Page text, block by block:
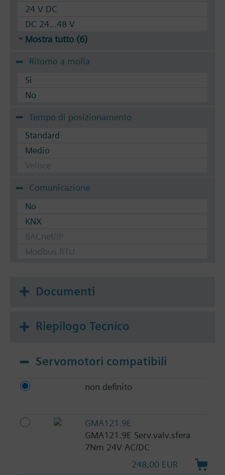
24 V DC
DC 24...48 V
Mostra tutto (6)
Ritorno a molla
Si
No
Tempo di posizionamento
Standard
Medio
Veloce
Comunicazione
No
KNX
BACnet/IP
Modbus RTU
Documenti
Riepilogo Tecnico
Servomotori compatibili
non definito
GMA121.9E
GMA121.9E Serv.valv.sfera
7Nm 24V AC/DC
248,00 EUR